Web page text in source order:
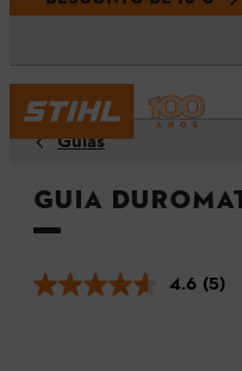
Guias
Guia
4.6 (5)